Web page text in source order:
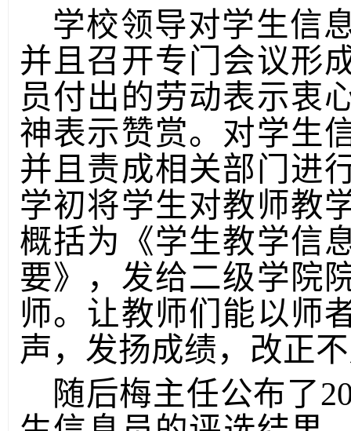
学校领导对学生信
并且召开专门会议形
员付出的劳动表示衷
神表示赞赏。对学生
并且责成相关部门进
学初将学生对教师教
概括为《学生教学信
要》，发给二级学院
师。让教师们能以师
声，发扬成绩，改正
随后梅主任公布了